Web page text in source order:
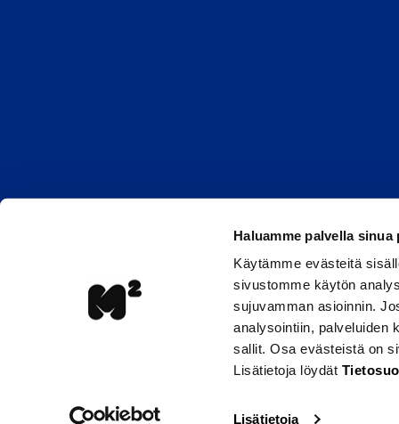
Haluamme palvella sinua
Käytämme evästeitä
sivustomme käytön
sujuvamman asioinnin.
analysointiin, palveluiden
sallit. Osa evästeistä on
Lisätietoja löydät
Lisätietoja